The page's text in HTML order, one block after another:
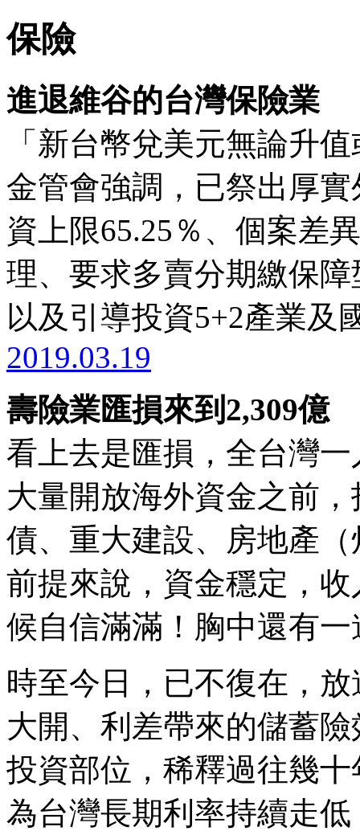
保險
進退維谷的台灣保險業
「新台幣兌美元無論升
金管會強調，已祭出厚
資上限65.25％、個案差
理、要求多賣分期繳保
以及引導投資5+2產業
2019.03.19
壽險業匯損來到2,309億
看上去是匯損，全台灣
大量開放海外資金之前
債、重大建設、房地產
前提來說，資金穩定，
候自信滿滿！胸中還有
時至今日，已不復在，
大開、利差帶來的儲蓄
投資部位，稀釋過往幾
為台灣長期利率持續走